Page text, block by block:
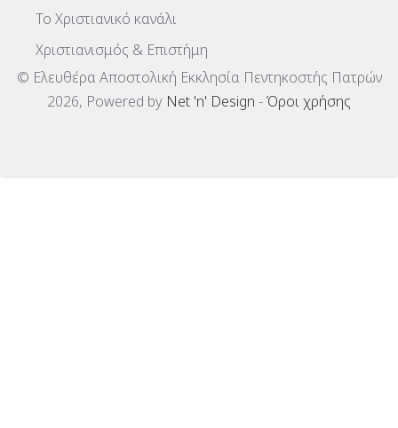
To Χριστιανικό κανάλι
Χριστιανισμός & Επιστήμη
© Ελευθέρα Αποστολική Εκκλησία Πεντηκοστής Πατρών
2026, Powered by Net 'n' Design -Όροι χρήσης